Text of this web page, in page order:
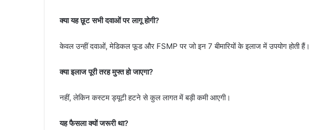
क्या यह छूट सभी दवाओं पर लागू होगी?
केवल उन्हीं दवाओं, मेडिकल फूड और FSMP पर जो इन 7 बीमारियों के इलाज में उपयोग होती हैं।
क्या इलाज पूरी तरह मुफ्त हो जाएगा?
नहीं, लेकिन कस्टम ड्यूटी हटने से कुल लागत में बड़ी कमी आएगी।
यह फैसला क्यों जरूरी था?